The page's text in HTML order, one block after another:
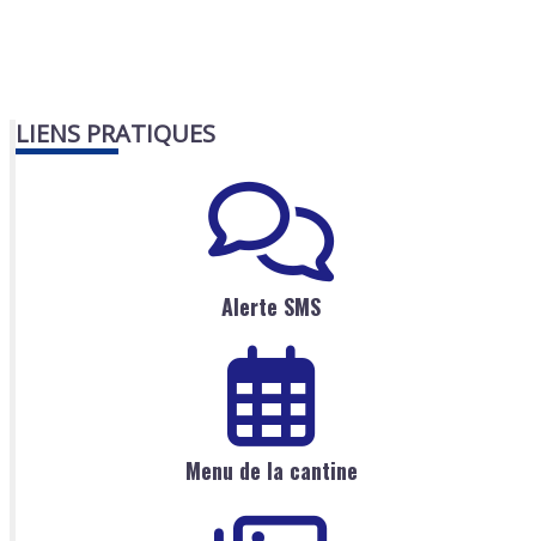
LIENS PRATIQUES
Alerte SMS
Menu de la cantine